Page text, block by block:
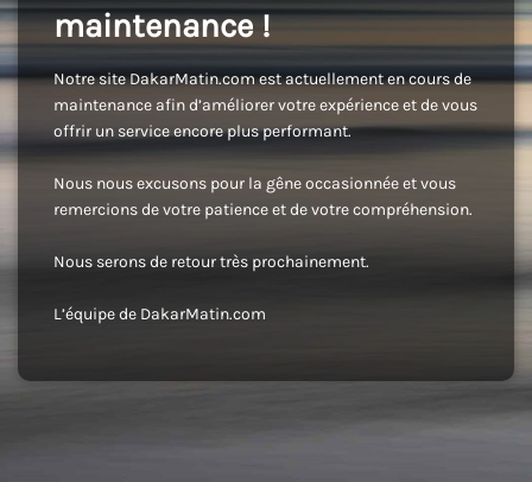
maintenance !
Notre site DakarMatin.com est actuellement en cours de
maintenance afin d’améliorer votre expérience et de vous
offrir un service encore plus performant.
Nous nous excusons pour la gêne occasionnée et vous
remercions de votre patience et de votre compréhension.
Nous serons de retour très prochainement.
L’équipe de DakarMatin.com